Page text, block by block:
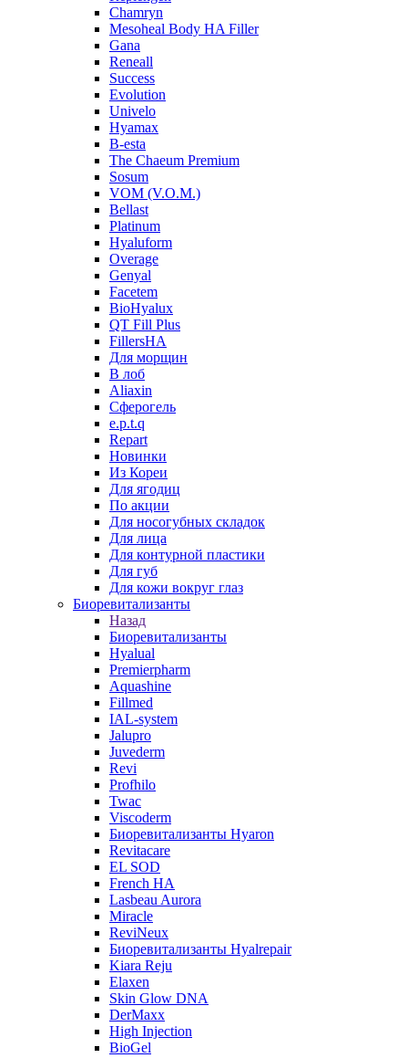
Chamryn
Mesoheal Body HA Filler
Gana
Reneall
Success
Evolution
Univelo
Hyamax
B-esta
The Chaeum Premium
Sosum
VOM (V.O.M.)
Bellast
Platinum
Hyaluform
Overage
Genyal
Facetem
BioHyalux
QT Fill Plus
FillersHA
Для морщин
В лоб
Aliaxin
Сферогель
e.p.t.q
Repart
Новинки
Из Кореи
Для ягодиц
По акции
Для носогубных складок
Для лица
Для контурной пластики
Для губ
Для кожи вокруг глаз
Биоревитализанты
Назад
Биоревитализанты
Hyalual
Premierpharm
Aquashine
Fillmed
IAL-system
Jalupro
Juvederm
Revi
Profhilo
Twac
Viscoderm
Биоревитализанты Hyaron
Revitacare
EL SOD
French HA
Lasbeau Aurora
Miracle
ReviNeux
Биоревитализанты Hyalrepair
Kiara Reju
Elaxen
Skin Glow DNA
DerMaxx
High Injection
BioGel